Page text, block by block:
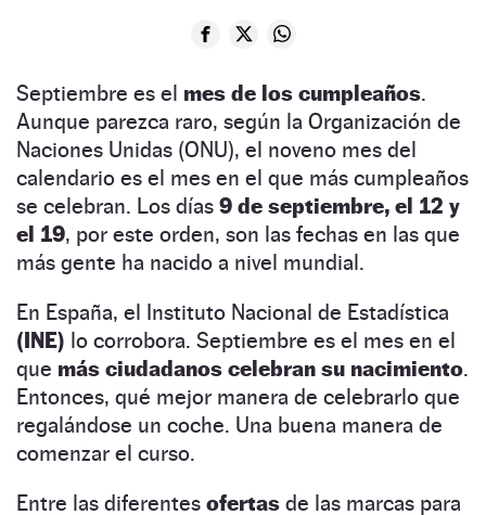
Septiembre es el mes de los cumpleaños.
Aunque parezca raro, según la Organización de
Naciones Unidas (ONU), el noveno mes del
calendario es el mes en el que más cumpleaños
se celebran. Los días 9 de septiembre, el 12 y
el 19, por este orden, son las fechas en las que
más gente ha nacido a nivel mundial.
En España, el Instituto Nacional de Estadística
(INE) lo corrobora. Septiembre es el mes en el
que más ciudadanos celebran su nacimiento.
Entonces, qué mejor manera de celebrarlo que
regalándose un coche. Una buena manera de
comenzar el curso.
Entre las diferentes ofertas de las marcas para